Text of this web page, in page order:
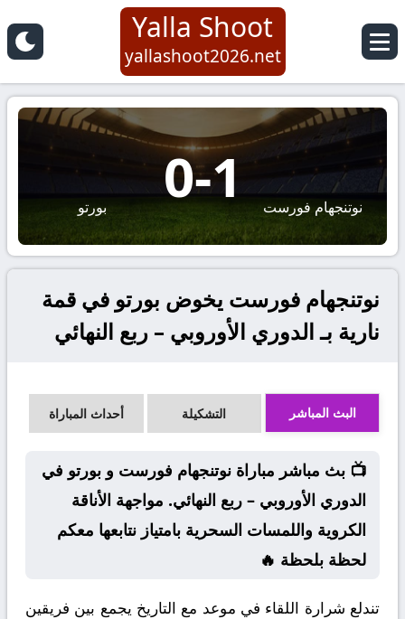
Yalla Shoot
yallashoot2026.net
نوتنجهام فورست 1
-
0 بورتو
نوتنجهام فورست يخوض بورتو في قمة
نارية بـ الدوري الأوروبي – ربع النهائي
البث المباشر التشكيلة أحداث المباراة
📺 بث مباشر مباراة نوتنجهام فورست و بورتو في
الدوري الأوروبي – ربع النهائي. مواجهة الأناقة
الكروية واللمسات السحرية بامتياز نتابعها معكم
لحظة بلحظة 🔥
تندلع شرارة اللقاء في موعد مع التاريخ يجمع بين فريقين